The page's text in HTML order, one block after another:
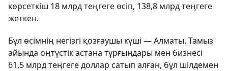
көрсеткіш 18 млрд теңгеге өсіп, 138,8 млрд теңгеге
жеткен.
Бұл өсімнің негізгі қозғаушы күші — Алматы. Тамыз
айында оңтүстік астана тұрғындары мен бизнесі
61,5 млрд теңгеге доллар сатып алған, бұл шілдемен